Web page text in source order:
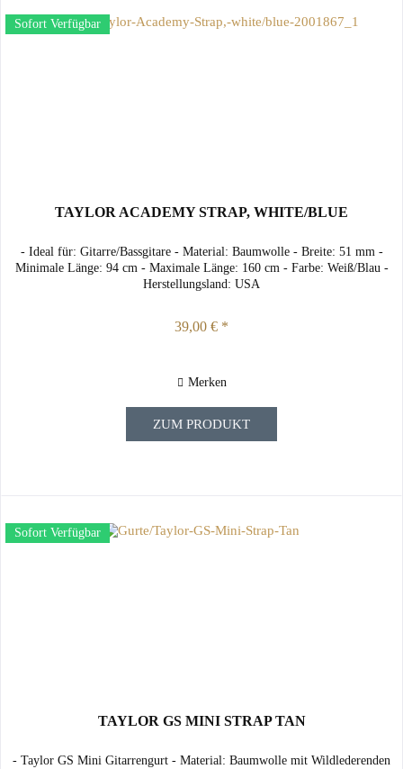
Sofort Verfügbar
TAYLOR ACADEMY STRAP, WHITE/BLUE
- Ideal für: Gitarre/Bassgitare - Material: Baumwolle - Breite: 51 mm -
Minimale Länge: 94 cm - Maximale Länge: 160 cm - Farbe: Weiß/Blau -
Herstellungsland: USA
39,00 € *
Merken
ZUM PRODUKT
Sofort Verfügbar
TAYLOR GS MINI STRAP TAN
- Taylor GS Mini Gitarrengurt - Material: Baumwolle mit Wildlederenden